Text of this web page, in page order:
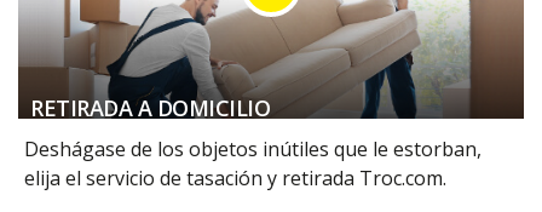
RETIRADA A DOMICILIO
Deshágase de los objetos inútiles que le estorban,
elija el servicio de tasación y retirada Troc.com.